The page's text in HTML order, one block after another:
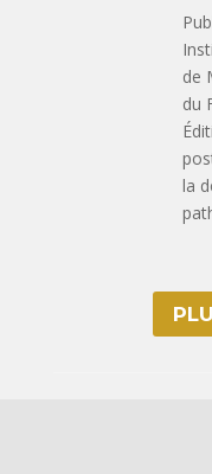
de
du
la